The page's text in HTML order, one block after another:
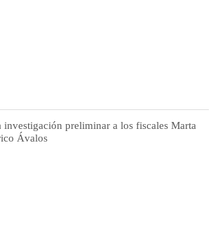
investigación preliminar a los fiscales Marta
Ávalos